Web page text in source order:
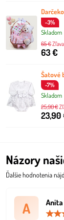
-3%
Skladom
63 €
65 €
Šatové
-7%
Skladom
23,90
25,90 €
Názory
Ďalšie hodnotenia
A Anita